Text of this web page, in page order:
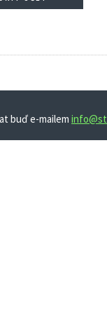
buď e-mailem